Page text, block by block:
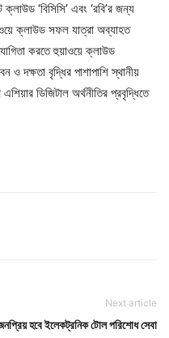
‘বিসিসি’ এবং ‘রবি’র জন্য
ক্লাউড সফল যাত্রা অব্যাহত
করতে হুয়াওয়ে ক্লাউড
ও দক্ষতা বৃদ্ধির পাশাপাশি স্থানীয়
ডিজিটাল অর্থনীতির প্রবৃদ্ধিতে
Next article
হবে ইলেকট্রনিক টোল পরিশোধ সেবা